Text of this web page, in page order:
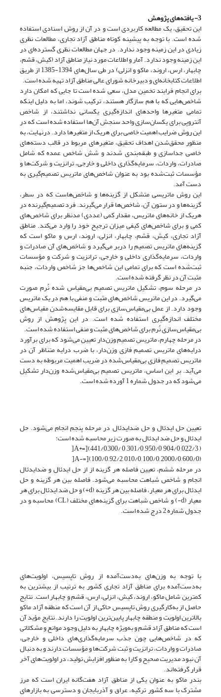
3- یافته‌های پژوهش
این تحقیق، یک مطالعه کاربردی است و در آن از روش اسنادی استفاده
شده است. با توجه به پیشینه کوتاه مناطق آزاد تجاری، مطالعات نظری
زیادی در این زمینه وجود ندارد. در جهان مطالعات نظری گسترده‌ای در
این زمینه وجود ندارد. آمار و اطلاعات مورد نیاز مناطق آزاد (کیش، قشم،
چابهار، ارس، اروند، ماکو و انزلی) در طی سال‌های 1394-1385 از طریق
اطلاعات کتابخانه‌ای و دبیرخانه شورای عالی مناطق آزاد تهیه شده است.
برای انجام فرایند تخمین مدل، سعی شده است تا جایی که امکان دارد
شاخص‌هایی که با هم سازگار هستند، ترکیب شوند، اما به دلیل اینکه
تمامی متغیرها واحدهای اندازه‌گیری یکسانی نداشتند، از شاخص
آنتروپی برای یکسان‌سازی واحد سنجش آن‌ها استفاده شده است که در
این روش ضرایب اهمیت خاصی برای هریک از متغیرها دارد. درنهایت، به
منظور محقق‌شدن اهداف تحقیق، متغیرهای مربوط در قالب دسته‌های
خاصی جداسازی و طبقه‌بندی شدند و شش شاخص عمده که شامل
صادرات، واردات، سرمایه‌گذاری داخلی و خارجی، ترانزیت و شرکت‌ها و
مؤسسات ثبت‌شده بود به عنوان شاخص‌های ماتریس تصمیم‌گیری به
دست آمد.
این روش ماتریسی متشکل از گزینه‌ها و شاخص‌هاست که در سطر،
گزینه‌ها و در ستون آن، شاخص‌ها قرار می‌گیرند. فرد تصمیم‌گیرنده در
هریک از خانه‌های ماتریس، مقدار کمی (عددی) مد‌نظر برای شاخص‌های
کمی و برای شاخص‌های کیفی میزان ترجیح خود را وارد می‌کند. مناطق
آزاد تجاری، کیش، قشم، چابهار، انزلی، اروند، ارس و ماکو است که
گزینه‌های ماتریس تصمیم را دربر می‌گیرد و شاخص‌های آن صادرات و
واردات، سرمایه‌گذاری داخلی و خارجی، ترانزیت و شرکت و مؤسسات
ثبت‌شده است که برای تمامی این شاخص‌ها جز شاخص واردات، جنبه
مثبت آن در نظر گرفته شده است.
در مرحله سوم، تشکیل ماتریس تصمیم بی‌­مقیاس شده نُرم صورت
می‌گیرد. در این ماتریس شاخص‌های مثبت و منفی با هم در یک ماتریس
وجود دارد. از عمل بی‌مقیاس‌سازی برای قابل مقایسه‌شدن مقیاس‌های
مختلف اندازه‌گیری استفاده شده است. در این پژوهش از روش
بی‌مقیاس‌سازی نُرم برای شاخص‌های مثبت و منفی استفاده شده است.
در مرحله چهارم، ماتریس تصمیم وزن‌دار تعیین می‌شود که برای برآورد
درایه‌های ماتریس تصمیم فازی وزن‌دار، با ضرب درایه متناظر آن در
ماتریس تصمیم فازی بی‌مقیاس‌شده در ضریب اهمیت مربوطه به دست
می‌آید. بر این اساس، ماتریس تصمیم بی‌مقیاس‌شده وزن‌دار تشکیل
می‌شود که در جدول شماره 1 آورده شده است.
تعیین حل ایدئال و حل ضد‌ایدئال در مرحله پنجم انجام می‌شود. حل
ایدئال و حل ضد ایدئال به صورت زیر محاسبه شده است:
A*‌=‌](441/0,300/ 0 ,301/0 ,950/0 ,904/0 ,022/3 )[
A-‌=‌](100/0, 92/2, 010/0, 100/0, 2000/0, 600/0)[
در مرحله ششم، تعیین فاصله هر گزینه از از حل ایدئال و ضدایدئال
انجام و شاخص شباهت محاسبه می‌شود. فاصله بین هر گزینه و حل
ایدئال برای هر معیار، فاصله بین هر گزینه (d+) و حل ضد ایدئال برای هر
معیار (d-) و شاخص شباهت برای گزینه‌های مختلف (CL) محاسبه و در
جدول شماره 2 درج شده است.
با توجه به وزن‌های به‌دست‌آمده از روش تاپسیس، اولویت‌های
به‌دست‌آمده برای مناطق آزاد تجاری کشور به ترتیب از بیشترین به
کمترین شامل ماکو، اروند، کیش، انزلی، ارس، قشم و چابهار است. نتایج
حاصل از به‌کارگیری روش تاپسیس حاکی از آن است که منطقه آزاد ماکو
بالاترین اولویت و منطقه چابهار پایین‌ترین اولویت را دارند. نتایج مؤید آن
است که مناطق آزاد قشم و به‌ویژه چابهار به دلیل وجود موانع و مشکلاتی
که در شاخص‌هایی چون جذب سرمایه‌گذاری‌های داخلی و خارجی،
صادرات و واردات، ترانزیت و ثبت شرکت‌ها و مؤسسات دارند و به دنبال
آن نبود مدیریت صحیح و کارا به منظور افزایش تولید، در اولویت‌های آخر
قرار گرفته‌اند.
بندر ماکو به عنوان یکی از مناطق آزاد هفت‌گانه ایران است که مرز
مشترک با سه کشور ترکیه، عراق و آذربایجان و دسترسی به بازارهای